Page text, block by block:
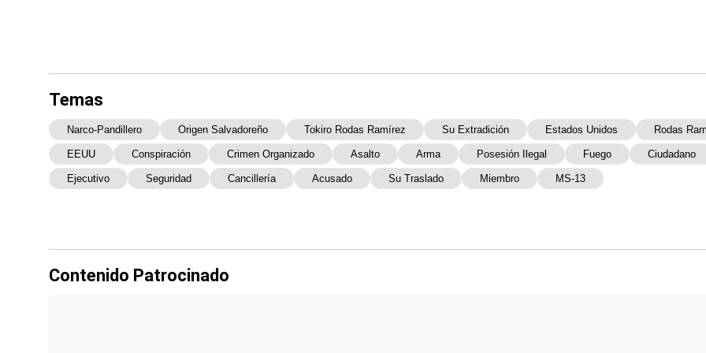
Temas
Narco-Pandillero Origen Salvadoreño Tokiro Rodas Ramírez Su Extradición Estados Unidos Rodas
EEUU Conspiración Crimen Organizado Asalto Arma Posesión Ilegal Fuego Ciudadano
Ejecutivo Seguridad Cancillería Acusado Su Traslado Miembro MS-13
Contenido Patrocinado